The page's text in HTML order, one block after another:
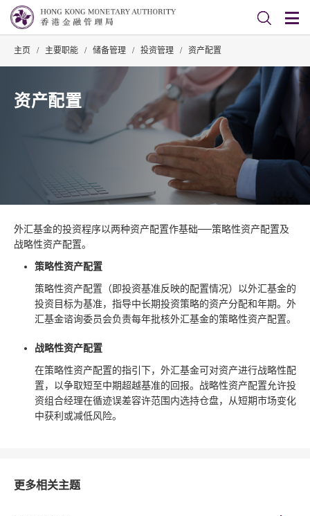
主页 / 主要职能 / 储备管理 / 投资管理 / 资产配置
资产配置
外汇基金的投资程序以两种资产配置作基础──策略性资产配置及
战略性资产配置。
策略性资产配置
策略性资产配置（即投资基准反映的配置情况）以外汇基金的
投资目标为基准，指导中长期投资策略的资产分配和年期。外
汇基金谘询委员会负责每年批核外汇基金的策略性资产配置。
战略性资产配置
在策略性资产配置的指引下，外汇基金可对资产进行战略性配
置，以争取短至中期超越基准的回报。战略性资产配置允许投
资组合经理在循迹误差容许范围内选持仓盘，从短期市场变化
中获利或减低风险。
更多相关主题